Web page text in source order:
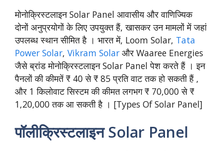
मोनोक्रिस्टलाइन Solar Panel आवासीय और वाणिज्यिक
दोनों अनुप्रयोगों के लिए उपयुक्त हैं, खासकर उन मामलों में जहां
उपलब्ध स्थान सीमित है । भारत में, Loom Solar, Tata
Power Solar, Vikram Solar और Waaree Energies
जैसे ब्रांड मोनोक्रिस्टलाइन Solar Panel पेश करते हैं । इन
पैनलों की कीमतें ₹ 40 से ₹ 85 प्रति वाट तक हो सकती हैं ,
और 1 किलोवाट सिस्टम की कीमत लगभग ₹ 70,000 से ₹
1,20,000 तक आ सकती है । [Types Of Solar Panel]
पॉलीक्रिस्टलाइन Solar Panel